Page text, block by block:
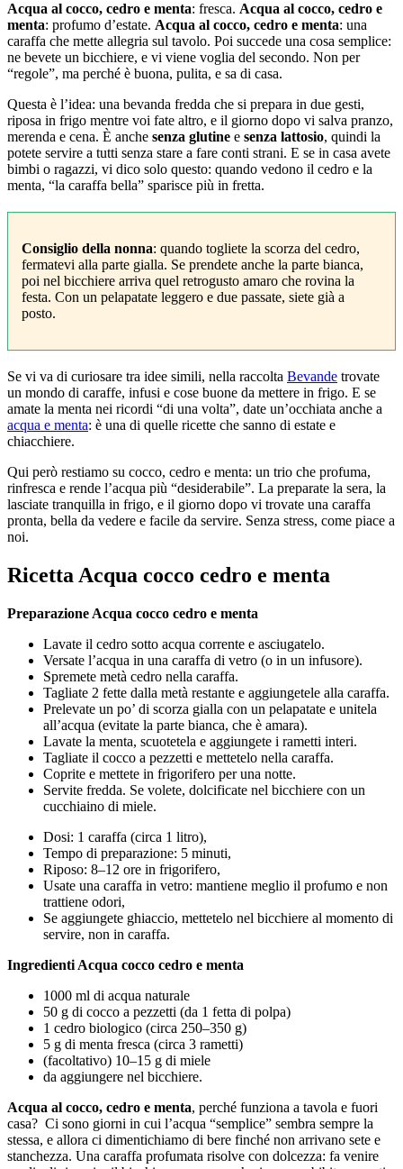
Acqua al cocco, cedro e menta: fresca. Acqua al cocco, cedro e
menta: profumo d’estate. Acqua al cocco, cedro e menta: una
caraffa che mette allegria sul tavolo. Poi succede una cosa semplice:
ne bevete un bicchiere, e vi viene voglia del secondo. Non per
“regole”, ma perché è buona, pulita, e sa di casa.
Questa è l’idea: una bevanda fredda che si prepara in due gesti,
riposa in frigo mentre voi fate altro, e il giorno dopo vi salva pranzo,
merenda e cena. È anche senza glutine e senza lattosio, quindi la
potete servire a tutti senza stare a fare conti strani. E se in casa avete
bimbi o ragazzi, vi dico solo questo: quando vedono il cedro e la
menta, “la caraffa bella” sparisce più in fretta.
Consiglio della nonna: quando togliete la scorza del cedro,
fermatevi alla parte gialla. Se prendete anche la parte bianca,
poi nel bicchiere arriva quel retrogusto amaro che rovina la
festa. Con un pelapatate leggero e due passate, siete già a
posto.
Se vi va di curiosare tra idee simili, nella raccolta Bevande trovate
un mondo di caraffe, infusi e cose buone da mettere in frigo. E se
amate la menta nei ricordi “di una volta”, date un’occhiata anche a
acqua e menta: è una di quelle ricette che sanno di estate e
chiacchiere.
Qui però restiamo su cocco, cedro e menta: un trio che profuma,
rinfresca e rende l’acqua più “desiderabile”. La preparate la sera, la
lasciate tranquilla in frigo, e il giorno dopo vi trovate una caraffa
pronta, bella da vedere e facile da servire. Senza stress, come piace a
noi.
Ricetta Acqua cocco cedro e menta
Preparazione Acqua cocco cedro e menta
Lavate il cedro sotto acqua corrente e asciugatelo.
Versate l’acqua in una caraffa di vetro (o in un infusore).
Spremete metà cedro nella caraffa.
Tagliate 2 fette dalla metà restante e aggiungetele alla caraffa.
Prelevate un po’ di scorza gialla con un pelapatate e unitela
all’acqua (evitate la parte bianca, che è amara).
Lavate la menta, scuotetela e aggiungete i rametti interi.
Tagliate il cocco a pezzetti e mettetelo nella caraffa.
Coprite e mettete in frigorifero per una notte.
Servite fredda. Se volete, dolcificate nel bicchiere con un
cucchiaino di miele.
Dosi: 1 caraffa (circa 1 litro),
Tempo di preparazione: 5 minuti,
Riposo: 8–12 ore in frigorifero,
Usate una caraffa in vetro: mantiene meglio il profumo e non
trattiene odori,
Se aggiungete ghiaccio, mettetelo nel bicchiere al momento di
servire, non in caraffa.
Ingredienti Acqua cocco cedro e menta
1000 ml di acqua naturale
50 g di cocco a pezzetti (da 1 fetta di polpa)
1 cedro biologico (circa 250–350 g)
5 g di menta fresca (circa 3 rametti)
(facoltativo) 10–15 g di miele
da aggiungere nel bicchiere.
Acqua al cocco, cedro e menta, perché funziona a tavola e fuori
casa? Ci sono giorni in cui l’acqua “semplice” sembra sempre la
stessa, e allora ci dimentichiamo di bere finché non arrivano sete e
stanchezza. Una caraffa profumata risolve con dolcezza: fa venire